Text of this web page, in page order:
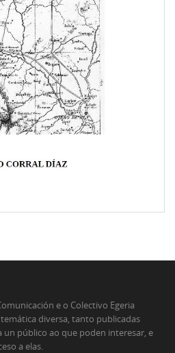
e o Colectivo Egeria
diversa, tanto publicadas
un público ao que poden interesar, e
a elas.